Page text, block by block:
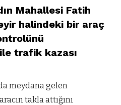
Mahallesi Fatih
halindeki bir araç
trafik kazası
meydana gelen
takla attığını